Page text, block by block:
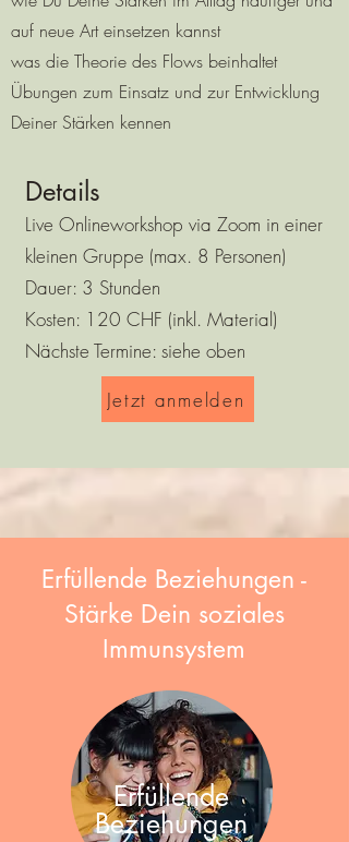
auf neue Art einsetzen kannst
was die Theorie des Flows beinhaltet
Übungen zum Einsatz und zur Entwicklung
Deiner Stärken kennen
Details
Live Onlineworkshop via Zoom in einer
kleinen Gruppe (max. 8 Personen)
Dauer: 3 Stunden
Kosten: 120 CHF (inkl. Material)
Nächste Termine: siehe oben
Jetzt anmelden
Erfüllende Beziehungen -
Stärke Dein soziales
Immunsystem
Erfüllende
Beziehungen